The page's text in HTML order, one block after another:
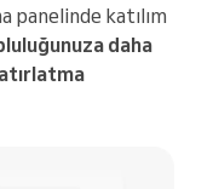
panelinde katılım
daha